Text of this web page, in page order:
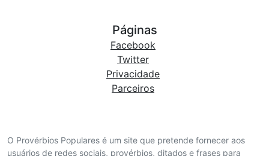
O Provérbios Populares é um site que pretende fornecer aos
usuários de redes sociais, provérbios, ditados e frases para
Páginas
Facebook
Twitter
Privacidade
Parceiros